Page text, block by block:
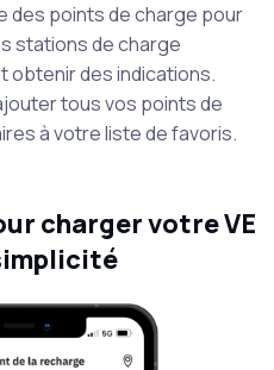
des points de charge pour
stations de charge
obtenir des indications.
tous vos points de
à votre liste de favoris.
charger votre VE